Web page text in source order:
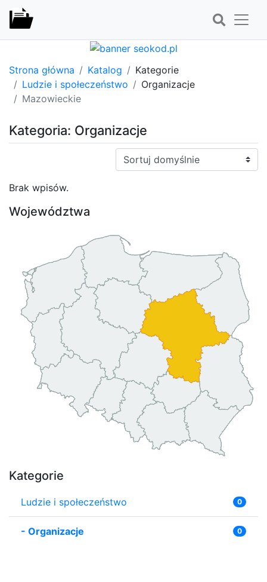
Strona główna Katalog
Kategorie
Ludzie i społeczeństwo
Organizacje
Mazowieckie
Kategoria: Organizacje
Sortuj:
Brak wpisów.
Województwa
Kategorie
Ludzie i społeczeństwo 0
- Organizacje 0